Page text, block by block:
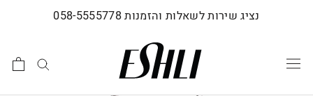
נציג שירות לשאלות והזמנות 058-5555778